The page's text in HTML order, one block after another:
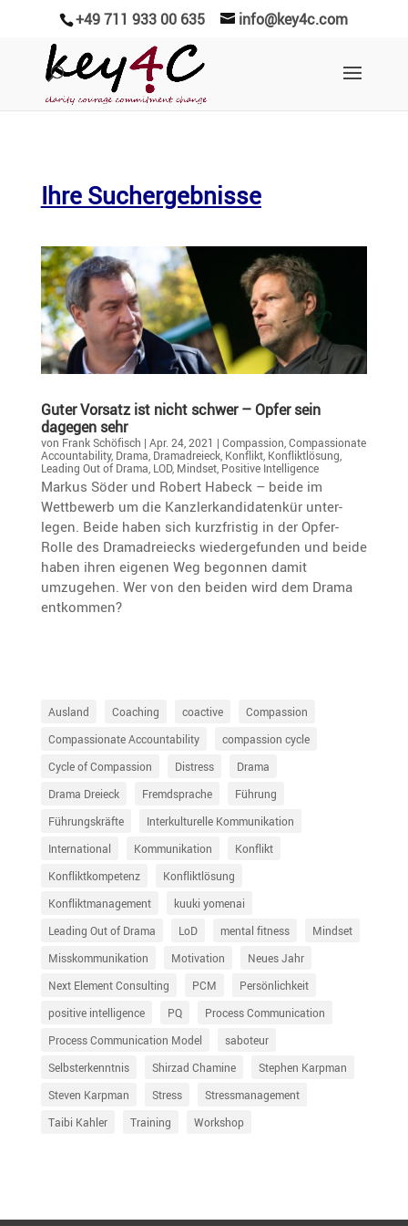
+49 711 933 00 635 info@key4c.com
Ihre Suchergebnisse
Guter Vorsatz ist nicht schwer – Opfer sein
dagegen sehr
von Frank Schöfisch | Apr. 24, 2021 | Compassion,Compassionate
Accountability, Drama, Dramadreieck, Konflikt, Konfliktlösung,
Leading Out of Drama, LOD, Mindset, Positive Intelligence
Markus Söder und Robert Habeck – beide im
Wettbe­werb um die Kanzler­kan­di­da­tenkür unter­
legen. Beide haben sich kurzfristig in der Opfer-
Rolle des Drama­drei­ecks wieder­ge­funden und beide
haben ihren eigenen Weg begonnen damit
umzugehen. Wer von den beiden wird dem Drama
entkommen?
Ausland Coaching coactive
Compassion
Compassionate Accountability
compassion cycle
Cycle of Compassion
Distress
Drama
Drama Dreieck
Fremdsprache
Führung
Führungskräfte
Interkulturelle Kommunikation
International
Kommunikation
Konflikt
Konfliktkompetenz
Konfliktlösung
Konfliktmanagement
kuuki yomenai
Leading Out of Drama
LoD mental fitness
Mindset
Misskommunikation
Motivation
Neues Jahr
Next Element Consulting
PCM
Persönlichkeit
positive intelligence
PQ
Process Communication
Process Communication Model
saboteur
Selbsterkenntnis
Shirzad Chamine
Stephen Karpman
Steven Karpman
Stress
Stressmanagement
Taibi Kahler
Training Workshop